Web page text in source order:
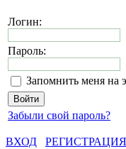
Логин:
Пароль:
Запомнить меня на
Забыли свой пароль?
ВХОД
РЕГИСТРАЦИЯ